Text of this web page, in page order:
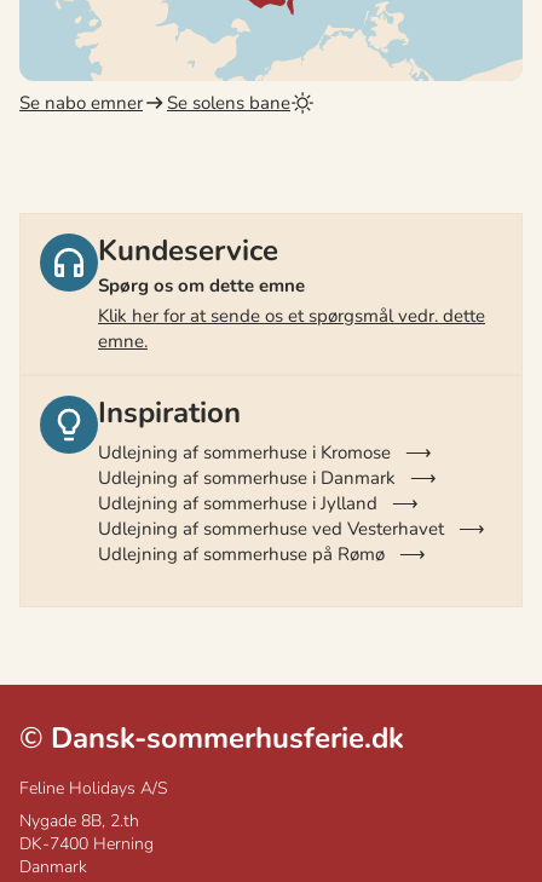
Se nabo emner Se solens bane
Kundeservice
Spørg os om dette emne
Klik her for at sende os et spørgsmål vedr. dette
emne.
Inspiration
Udlejning af sommerhuse i Kromose
Udlejning af sommerhuse i Danmark
Udlejning af sommerhuse i Jylland
Udlejning af sommerhuse ved Vesterhavet
Udlejning af sommerhuse på Rømø
© Dansk-sommerhusferie.dk
Feline Holidays A/S
Nygade 8B, 2.th
DK-7400 Herning
Danmark